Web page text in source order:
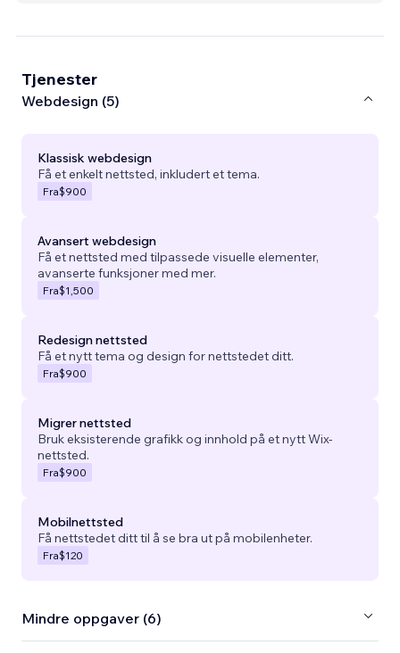
Tjenester
Webdesign (5)
Klassisk webdesign
Få et enkelt nettsted, inkludert et tema.
Fra$900
Avansert webdesign
Få et nettsted med tilpassede visuelle elementer,
avanserte funksjoner med mer.
Fra$1,500
Redesign nettsted
Få et nytt tema og design for nettstedet ditt.
Fra$900
Migrer nettsted
Bruk eksisterende grafikk og innhold på et nytt Wix-
nettsted.
Fra$900
Mobilnettsted
Få nettstedet ditt til å se bra ut på mobilenheter.
Fra$120
Mindre oppgaver (6)